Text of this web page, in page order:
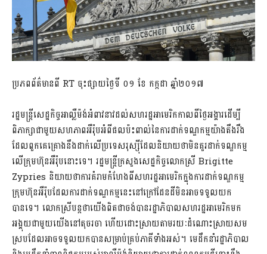
ប្រភពព័ត៌មានពី RT ចុះផ្សាយថ្ងៃទី ០១ ខែ កក្កដា ឆ្នាំ២០១៧
រដ្ឋមន្ត្រីសេដ្ឋកិច្ចអាល្លឺម៉ង់អំពាវនាវដល់សហរដ្ឋអាមេរិកកាលពីថ្ងៃអង្គារដើម្បី
ពិភាក្សាជាមួយសហភាពអឺរ៉ុបអំពីផលប៉ះពាល់នៃការដាក់ទណ្ឌកម្មយ៉ាងតឹងរឹង
ដែលពួកគេគ្រោងនឹងដាក់លើប្រទេសរុស្ស៊ីដែលនិយាយថាមិនគួរដាក់ទណ្ឌកម្ម
លើក្រុមហ៊ុនអឺរ៉ុបនោះទេ។ រដ្ឋមន្ត្រីក្រសួងសេដ្ឋកិច្ចលោកស្រី Brigitte
Zypries និយាយថាការគំរាមកំហែងពីសហរដ្ឋអាមេរិកក្នុងការដាក់ទណ្ឌកម្ម
ក្រុមហ៊ុនអឺរ៉ុបដែលការដាក់ទណ្ឌកម្មនេះនៅក្រៅដែនដីមិនអាចទទួលយក
បានទេ។ លោកស្រីបន្តថាយើងពិតជាចង់បានរដ្ឋាភិបាលសហរដ្ឋអាមេរិកមក
អង្គុយជាមួយយើងនៅតុចរចា ហើយដោះស្រាយតាមរយៈដំណោះស្រាយសម
ស្របដែលអាចទទួលយកបានសម្រាប់គ្រប់ភាគីទាំងអស់។ មេដឹកនាំរដ្ឋាភិបាល